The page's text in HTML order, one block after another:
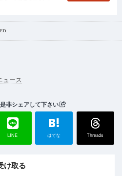
ュース
非シェアして下さい
LINE
B!
はてな Threads
け取る